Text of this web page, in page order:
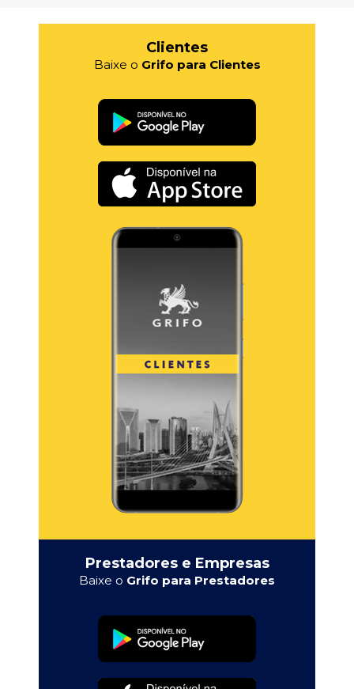
Clientes
Baixe o Grifo para Clientes
Prestadores e Empresas
Baixe o Grifo para Prestadores